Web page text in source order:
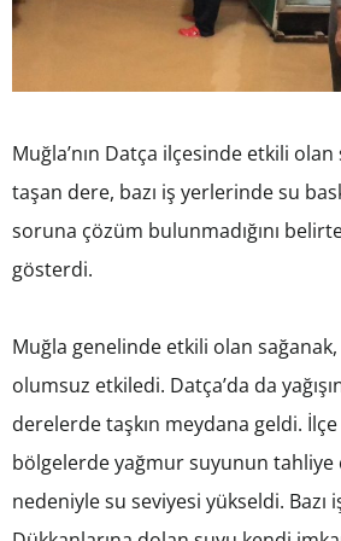
Muğla’nın Datça ilçesinde etkili
taşan dere, bazı iş yerlerinde su
soruna çözüm bulunmadığını
gösterdi.
Muğla genelinde etkili olan sağanak,
olumsuz etkiledi. Datça’da da
derelerde taşkın meydana geldi.
bölgelerde yağmur suyunun tahliye
nedeniyle su seviyesi yükseldi. Bazı